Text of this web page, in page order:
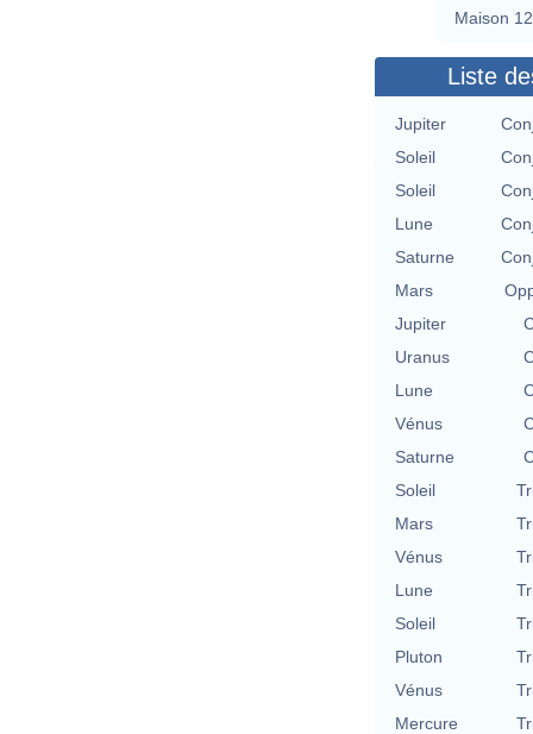
Maison 12
Liste
Jupiter
Soleil
Soleil
Lune
Saturne
Mars
Jupiter
Uranus
Lune
Vénus
Saturne
Soleil
Mars
Vénus
Lune
Soleil
Pluton
Vénus
Mercure